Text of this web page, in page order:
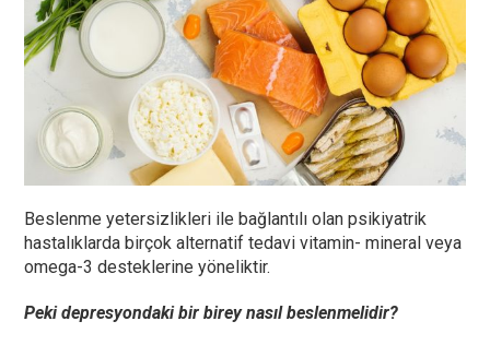
Beslenme yetersizlikleri ile bağlantılı olan psikiyatrik
hastalıklarda birçok alternatif tedavi vitamin- mineral veya
omega-3 desteklerine yöneliktir.
Peki depresyondaki bir birey nasıl beslenmelidir?